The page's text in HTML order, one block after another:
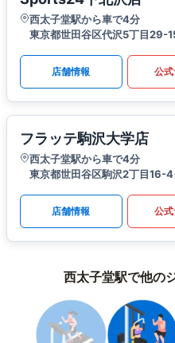
西太子堂駅から車で4分
東京都世田谷区代沢5丁目29-
店舗情報 公式
フラッテ駒沢大学店
西太子堂駅から車で4分
東京都世田谷区駒沢2丁目16-
店舗情報 公式
西太子堂駅で他の